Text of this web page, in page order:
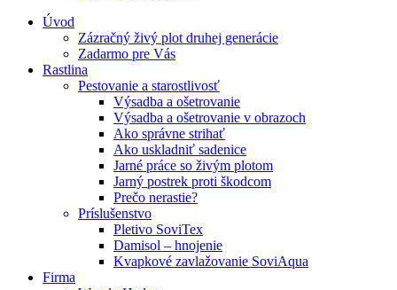
Úvod
Zázračný živý plot druhej generácie
Zadarmo pre Vás
Rastlina
Pestovanie a starostlivosť
Výsadba a ošetrovanie
Výsadba a ošetrovanie v obrazoch
Ako správne strihať
Ako uskladniť sadenice
Jarné práce so živým plotom
Jarný postrek proti škodcom
Prečo nerastie?
Príslušenstvo
Pletivo SoviTex
Damisol – hnojenie
Kvapkové zavlažovanie SoviAqua
Firma